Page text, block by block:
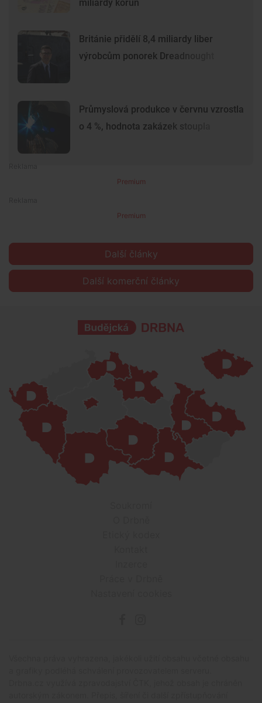
miliardy korun
Británie přidělí 8,4 miliardy liber
výrobcům ponorek Dreadnought
Průmyslová produkce v červnu vzrostla
o 4 %, hodnota zakázek stoupla
Premium
Premium
Další články
Další komerční články